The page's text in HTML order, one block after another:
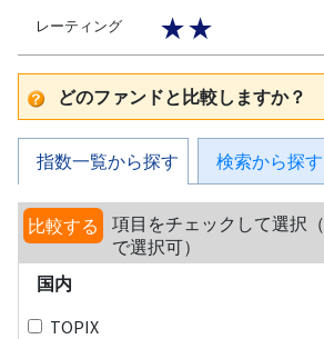
レーティング ★★
どのファンドと比較しますか？
指数一覧から探す 検索から探す
比較する
項目をチェックして選択
で選択可）
国内
TOPIX